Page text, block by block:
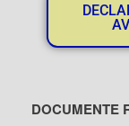
DOCUMENTE